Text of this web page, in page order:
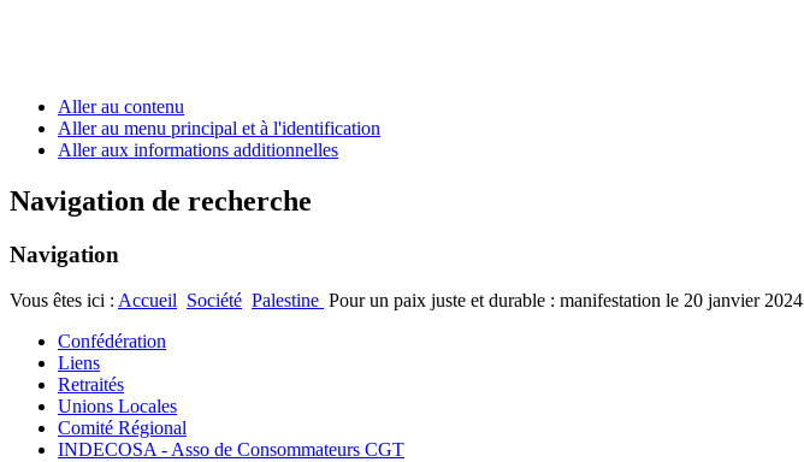
Aller au contenu
Aller au menu principal et à l'identification
Aller aux informations additionnelles
Navigation de recherche
Navigation
Vous êtes ici : Accueil Société Palestine Pour un paix juste et durable : manifestation le 20 janvier 2024
Confédération
Liens
Retraités
Unions Locales
Comité Régional
INDECOSA - Asso de Consommateurs CGT